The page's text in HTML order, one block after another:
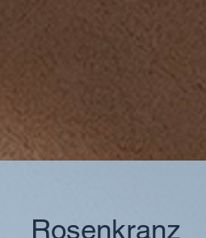
Rosenkranz